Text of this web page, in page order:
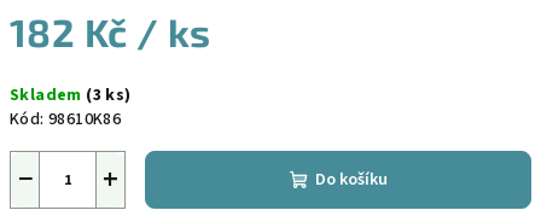
182 Kč / ks
cena:
Skladem (3 ks)
Kód: 98610K86
+
− Do košíku